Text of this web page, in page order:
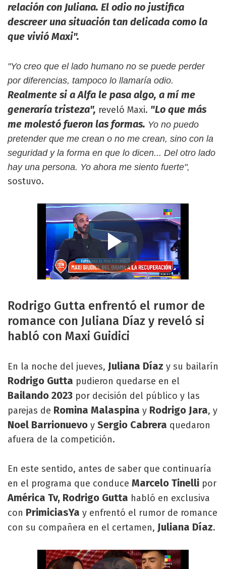
relación con Juliana. El odio no justifica
descreer una situación tan delicada como la
que vivió Maxi".
"Yo creo que el lado humano no se puede perder
por diferencias, tampoco lo llamaría odio.
Realmente si a Alfa le pasa algo, a mí me
generaría tristeza", reveló Maxi. "Lo que más
me molestó fueron las formas. Yo no puedo
pretender que me crean o no me crean, sino con la
seguridad y la forma en que lo dicen... Del otro lado
hay una persona. Yo ahora me siento fuerte",
sostuvo.
Rodrigo Gutta enfrentó el rumor de
romance con Juliana Díaz y reveló si
habló con Maxi Guidici
En la noche del jueves, Juliana Díaz y su bailarín
Rodrigo Gutta pudieron quedarse en el
Bailando 2023 por decisión del público y las
parejas de Romina Malaspina y Rodrigo Jara, y
Noel Barrionuevo y Sergio Cabrera quedaron
afuera de la competición.
En este sentido, antes de saber que continuaría
en el programa que conduce Marcelo Tinelli por
América Tv, Rodrigo Gutta habló en exclusiva
con PrimiciasYa y enfrentó el rumor de romance
con su compañera en el certamen, Juliana Díaz.